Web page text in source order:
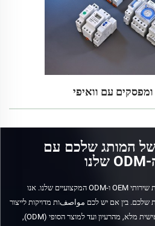
עם וואיפי
של המותג שלכם עם
העלו את קו המוצרים שלכם באמצעות שירותי OEM ו-ODM המקצועיים שלנו. אנו
בין אם יש לכם مواصفות מדויקות לייצור
(OEM) או שתצטרכו פתרון מותאם אישית מלא, מהרעיון ועד למוצר הסופי (ODM),